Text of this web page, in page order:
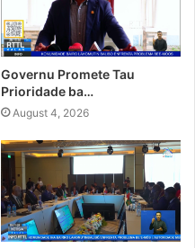
Governu Promete Tau
Prioridade ba…
August 4, 2026